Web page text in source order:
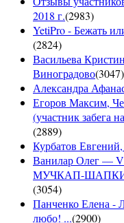
2018 г.(2983)
YetiPro - Бежать
(2824)
Васильева
Виноградово(3047)
Александра
Егоров Максим,
(участник забега
(2889)
Курбатов
Ванилар Олег —
МУЧКАП-
(3054)
Панченко Елена -
любо! ...(2900)